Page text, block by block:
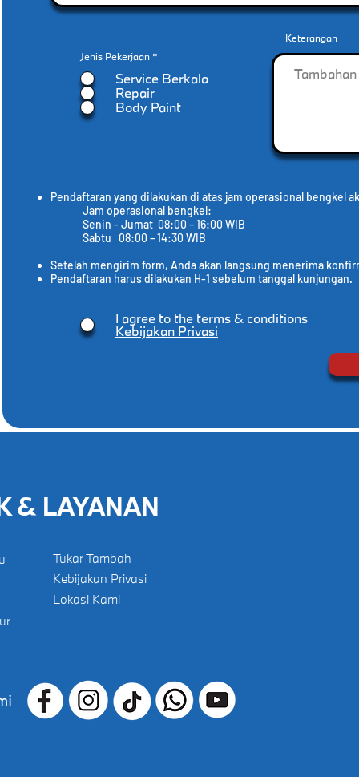
Jenis Pekerjaan *
Service Berkala
Repair
Body Paint
Keterangan
Pendaftaran yang dilakukan di atas jam operasional bengkel
Jam operasional bengkel:
Senin - Jumat 08:00 – 16:00 WIB
Sabtu 08:00 – 14:30 WIB
​Setelah mengirim form, Anda akan langsung menerima
Pendaftaran harus dilakukan H-1 sebelum tanggal kunjungan.
I agree to the terms & conditions
Kebijakan Privasi
& LAYANAN
Tukar Tambah
Kebijakan Privasi
Lokasi Kami